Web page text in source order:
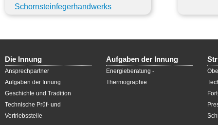
Schornsteinfegerhandwerks
Die Innung
Ansprechpartner
Aufgaben der Innung
Geschichte und Tradition
Technische Prüf- und
Vertriebsstelle
Aufgaben der Innung
Energieberatung -
Thermographie